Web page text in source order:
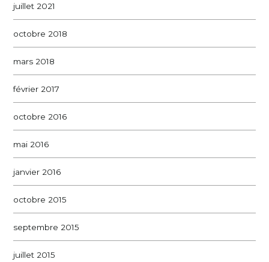
juillet 2021
octobre 2018
mars 2018
février 2017
octobre 2016
mai 2016
janvier 2016
octobre 2015
septembre 2015
juillet 2015